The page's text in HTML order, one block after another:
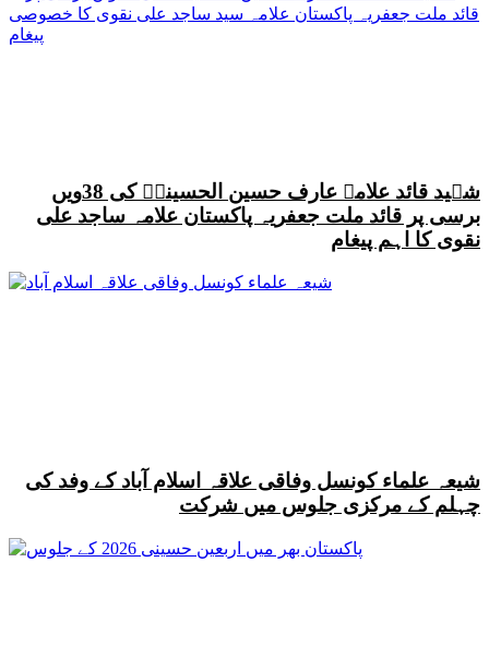
شہید قائد علامہ عارف حسین الحسینیؒ کی 38ویں
برسی پر قائد ملت جعفریہ پاکستان علامہ ساجد علی
نقوی کا اہم پیغام
شیعہ علماء کونسل وفاقی علاقہ اسلام آباد کے وفد کی
چہلم کے مرکزی جلوس میں شرکت